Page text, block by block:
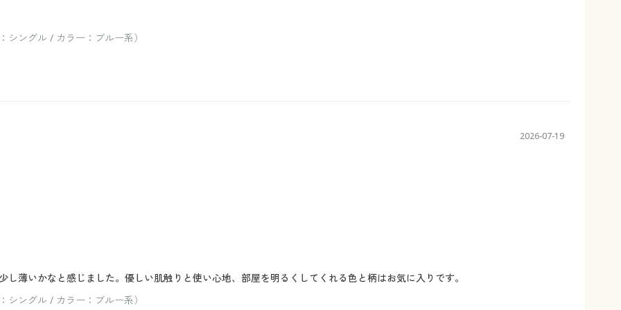
ングル / カラー：ブルー系）
2026-07-19
薄いかなと感じました。優しい肌触りと使い心地、部屋を明るくしてくれる色と柄はお気に入りです。
ングル / カラー：ブルー系）